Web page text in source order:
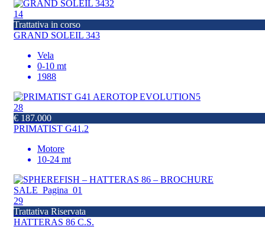
14
Trattativa in corso
GRAND SOLEIL 343
Vela
0-10 mt
1988
28
€ 187.000
PRIMATIST G41.2
Motore
10-24 mt
29
Trattativa Riservata
HATTERAS 86 C.S.